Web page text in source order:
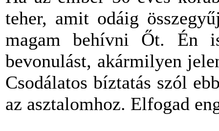
teher, amit odáig
magam behívni Őt. Én
bevonulást, akármilyen
Csodálatos bíztatás szól
az asztalomhoz. Elfogad